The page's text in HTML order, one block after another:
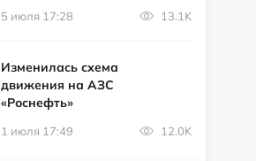
5 июля 17:28 13.1K
Изменилась схема
движения на АЗС
«Роснефть»
1 июля 17:49 12.0K